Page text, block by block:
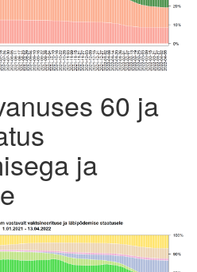
60 ja
ja